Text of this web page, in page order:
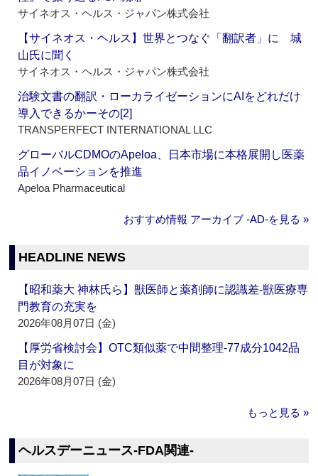
サイネオス・ヘルス・ジャパン株式会社
【サイネオス・ヘルス】世界とつなぐ「翻訳者」に 城
山氏に聞く
サイネオス・ヘルス・ジャパン株式会社
治験文書の翻訳・ローカライゼーションにAIをどれだけ
導入できるかーその[2]
TRANSPERFECT INTERNATIONAL LLC
グローバルCDMOのApeloa、日本市場に本格展開し医薬
品イノベーションを推進
Apeloa Pharmaceutical
おすすめ情報 アーカイブ ‐AD‐を見る »
HEADLINE NEWS
【昭和薬大 神林氏ら】獣医師と薬剤師に認識差‐獣医療専
門教育の充実を
2026年08月07日 (金)
【厚労省検討会】OTC類似薬で中間整理‐77成分1042品
目が対象に
2026年08月07日 (金)
もっと見る »
ヘルスデーニュース‐FDA関連‐